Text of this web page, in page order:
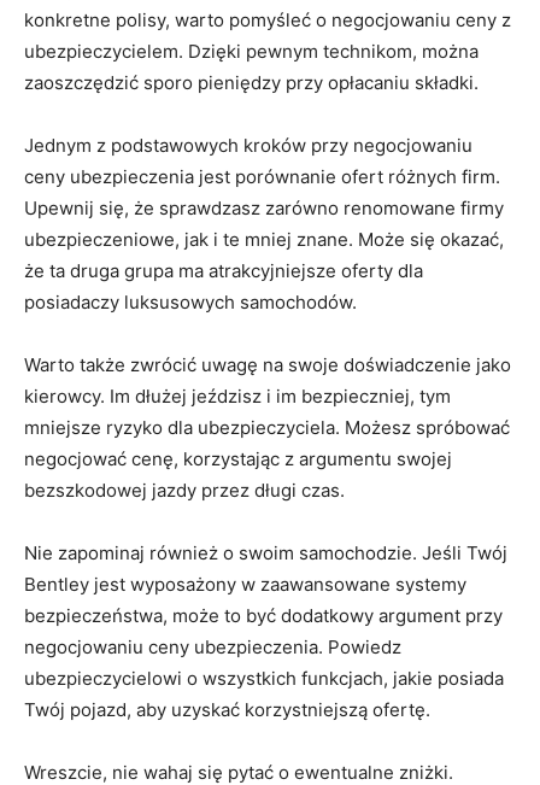
konkretne polisy, ⁢warto pomyśleć​ o negocjowaniu ceny z
ubezpieczycielem. Dzięki pewnym technikom, można ​
zaoszczędzić sporo pieniędzy przy opłacaniu ​składki.
Jednym⁤ z podstawowych kroków przy negocjowaniu
ceny⁤ ubezpieczenia jest porównanie ​ofert różnych firm.
⁤Upewnij się, że sprawdzasz zarówno renomowane‍ firmy
⁢ubezpieczeniowe, jak i te mniej znane. Może się okazać,
że ⁣ta druga grupa ma atrakcyjniejsze oferty dla
posiadaczy luksusowych samochodów.
Warto⁢ także zwrócić uwagę na swoje ​doświadczenie jako
‍kierowcy. Im dłużej ​jeździsz i im bezpieczniej,‌ tym
mniejsze ryzyko dla ubezpieczyciela. ‍Możesz ⁤spróbować
negocjować cenę,​ korzystając⁢ z argumentu swojej
bezszkodowej jazdy przez długi czas.
Nie zapominaj również o⁣ swoim samochodzie. Jeśli⁢ Twój⁣
Bentley jest wyposażony ⁢w zaawansowane systemy
bezpieczeństwa, może to być dodatkowy ⁤argument przy
⁣negocjowaniu ceny ubezpieczenia. Powiedz
ubezpieczycielowi o wszystkich funkcjach,​ jakie posiada
Twój pojazd, aby uzyskać ‌korzystniejszą ‍ofertę.
Wreszcie, nie wahaj się pytać​ o ewentualne zniżki.